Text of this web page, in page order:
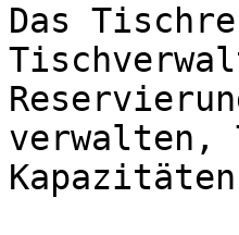
Das
verwalten,